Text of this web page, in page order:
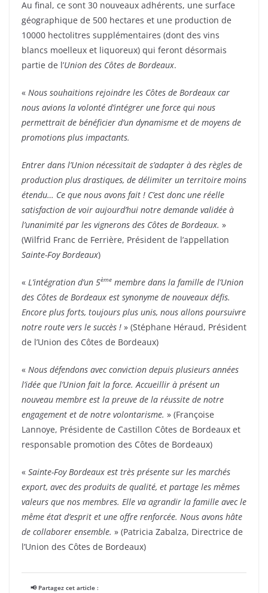
Au final, ce sont 30 nouveaux adhérents, une surface
géographique de 500 hectares et une production de
10000 hectolitres supplémentaires (dont des vins
blancs moelleux et liquoreux) qui feront désormais
partie de l’Union des Côtes de Bordeaux.
« Nous souhaitions rejoindre les Côtes de Bordeaux car
nous avions la volonté d’intégrer une force qui nous
permettrait de bénéficier d’un dynamisme et de moyens de
promotions plus impactants.
Entrer dans l’Union nécessitait de s’adapter à des règles de
production plus drastiques, de délimiter un territoire moins
étendu… Ce que nous avons fait ! C’est donc une réelle
satisfaction de voir aujourd’hui notre demande validée à
l’unanimité par les vignerons des Côtes de Bordeaux. »
(Wilfrid Franc de Ferrière, Président de l’appellation
Sainte-Foy Bordeaux)
« L’intégration d’un 5ème membre dans la famille de l’Union
des Côtes de Bordeaux est synonyme de nouveaux défis.
Encore plus forts, toujours plus unis, nous allons poursuivre
notre route vers le succès ! » (Stéphane Héraud, Président
de l’Union des Côtes de Bordeaux)
« Nous défendons avec conviction depuis plusieurs années
l’idée que l’Union fait la force. Accueillir à présent un
nouveau membre est la preuve de la réussite de notre
engagement et de notre volontarisme. » (Françoise
Lannoye, Présidente de Castillon Côtes de Bordeaux et
responsable promotion des Côtes de Bordeaux)
« Sainte-Foy Bordeaux est très présente sur les marchés
export, avec des produits de qualité, et partage les mêmes
valeurs que nos membres. Elle va agrandir la famille avec le
même état d’esprit et une offre renforcée. Nous avons hâte
de collaborer ensemble. » (Patricia Zabalza, Directrice de
l’Union des Côtes de Bordeaux)
📢 Partagez cet article :